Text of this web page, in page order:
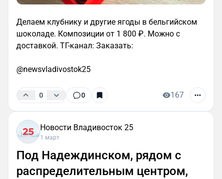
Делаем клубнику и другие ягоды в бельгийском
шоколаде. Композиции от 1 800 ₽. Можно с
доставкой. ТГ-канал: Заказать:
@newsvladivostok25
0 0 167
Новости Владивосток 25
1 март
Под Надеждинском, рядом с
распределительным центром,